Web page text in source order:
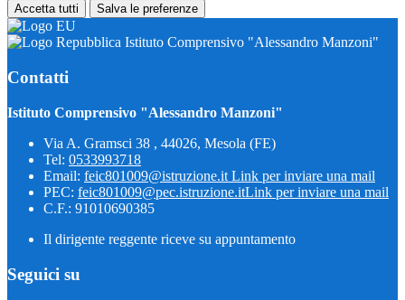
Accetta tutti Salva le preferenze
Istituto Comprensivo "Alessandro Manzoni"
Contatti
Istituto Comprensivo "Alessandro Manzoni"
Via A. Gramsci 38 , 44026, Mesola (FE)
Tel: 0533993718
Email: feic801009@istruzione.it Link per inviare una mail
PEC: feic801009@pec.istruzione.itLink per inviare una mail
C.F.: 91010690385
Il dirigente reggente riceve su appuntamento
Seguici su